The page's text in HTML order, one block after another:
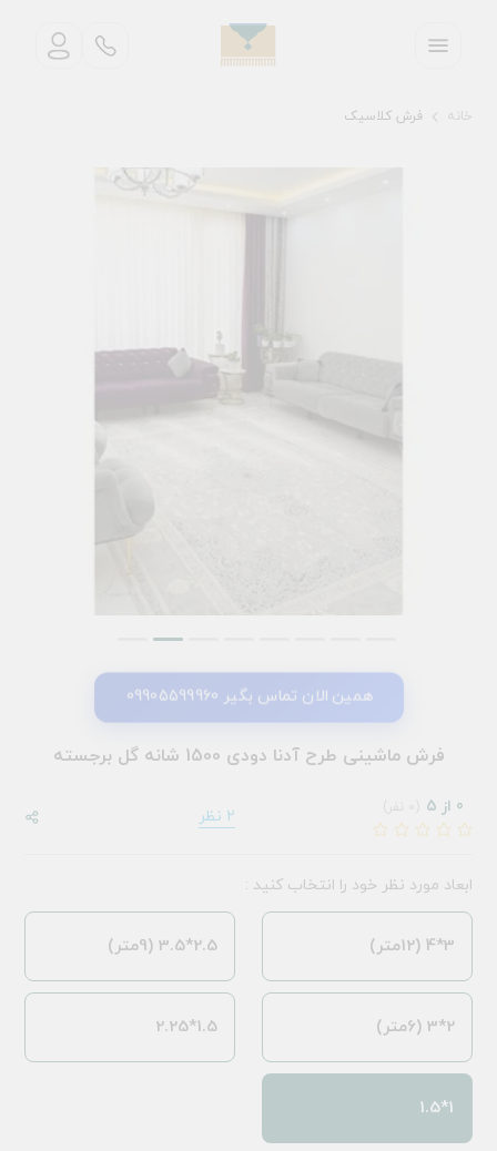
خانه فرش کلاسیک
همین الان تماس بگیر 09905599960
فرش ماشینی طرح آدنا دودی 1500 شانه گل برجسته
0 از 5 2 نظر
ابعاد مورد نظر خود را انتخاب کنید :
3*4 (12متر) 2.5*3.5 (9متر)
2*3 (6متر) 1.5*2.25
1*1.5